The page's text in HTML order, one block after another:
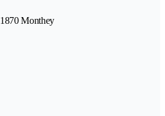
1870 Monthey